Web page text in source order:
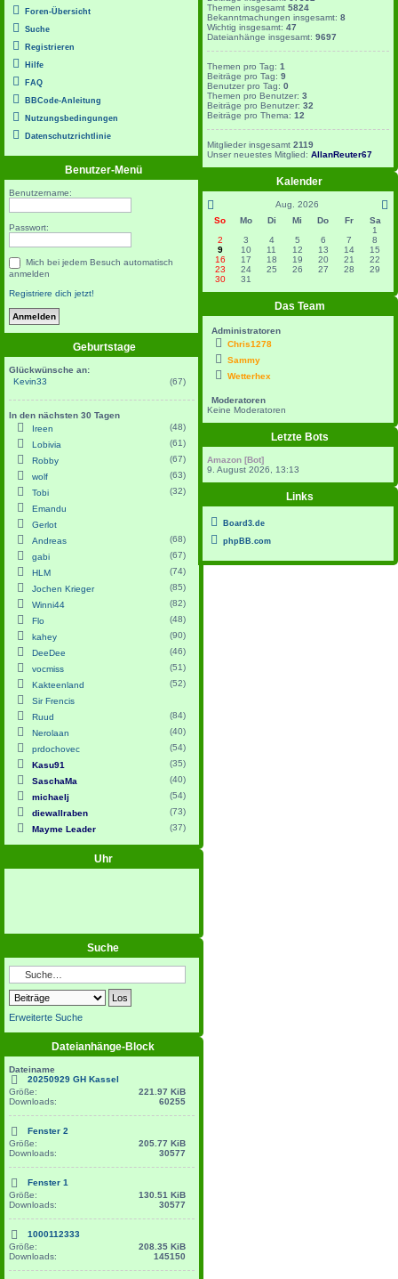
Foren-Übersicht
Suche
Registrieren
Hilfe
FAQ
BBCode-Anleitung
Nutzungsbedingungen
Datenschutzrichtlinie
Benutzer-Menü
Benutzername:
Passwort:
Mich bei jedem Besuch automatisch
anmelden
Registriere dich jetzt!
Geburtstage
Glückwünsche an:
Kevin33
(67)
In den nächsten 30 Tagen
Ireen
(48)
Lobivia
(61)
Robby
(67)
wolf
(63)
Tobi
(32)
Emandu
Gerlot
Andreas
(68)
gabi
(67)
HLM
(74)
Jochen Krieger
(85)
Winni44
(82)
Flo
(48)
kahey
(90)
DeeDee
(46)
vocmiss
(51)
Kakteenland
(52)
Sir Frencis
Ruud
(84)
Nerolaan
(40)
prdochovec
(54)
Kasu91
(35)
SaschaMa
(40)
michaelj
(54)
diewallraben
(73)
Mayme Leader
(37)
Uhr
Suche
Erweiterte Suche
Dateianhänge-Block
Dateiname
20250929 GH Kassel
Größe:
221.97 KiB
Downloads:
60255
Fenster 2
Größe:
205.77 KiB
Downloads:
30577
Fenster 1
Größe:
130.51 KiB
Downloads:
30577
1000112333
Größe:
208.35 KiB
Downloads:
145150
Themen insgesamt5824
Bekanntmachungen insgesamt:8
Wichtig insgesamt:47
Dateianhänge insgesamt:9697
Themen pro Tag:1
Beiträge pro Tag:9
Benutzer pro Tag:0
Themen pro Benutzer:3
Beiträge pro Benutzer:32
Beiträge pro Thema:12
Mitglieder insgesamt2119
Unser neuestes Mitglied:AllanReuter67
Kalender
Aug. 2026
So
Mo Di Mi Do Fr
Sa
1
2
3 4 5 6 7
8
9
10 11 12 13 14
15
16
17 18 19 20 21
22
23
24 25 26 27 28
29
30
31
Das Team
Administratoren
Chris1278
Sammy
Wetterhex
Moderatoren
Keine Moderatoren
Letzte Bots
Amazon [Bot]
9. August 2026, 13:13
Links
Board3.de
phpBB.com